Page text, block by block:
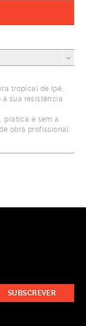
tropical de Ipê,
à sua resistência
prática e sem a
obra profissional.
SUBSCREVER